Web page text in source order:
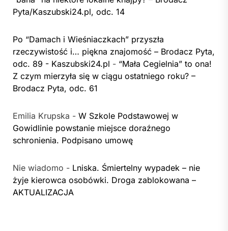
Pyta/Kaszubski24.pl, odc. 14
Po “Damach i Wieśniaczkach” przyszła
rzeczywistość i… piękna znajomość – Brodacz Pyta,
odc. 89 - Kaszubski24.pl - “Mała Cegielnia” to ona!
Z czym mierzyła się w ciągu ostatniego roku? –
Brodacz Pyta, odc. 61
Emilia Krupska - W Szkole Podstawowej w
Gowidlinie powstanie miejsce doraźnego
schronienia. Podpisano umowę
Nie wiadomo - Lniska. Śmiertelny wypadek – nie
żyje kierowca osobówki. Droga zablokowana –
AKTUALIZACJA